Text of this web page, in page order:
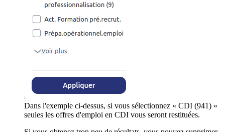
Dans l'exemple ci-dessus, si vous sélectionnez « CDI (941) »
seules les offres d'emploi en CDI vous seront restituées.